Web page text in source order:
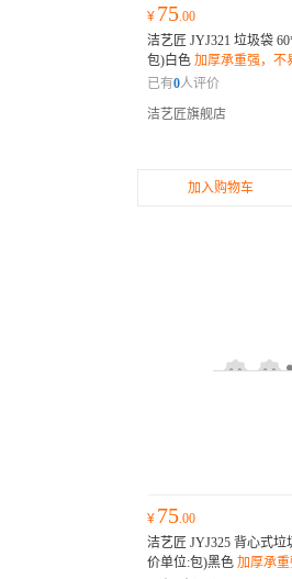
¥ 75.00
洁艺匠 JYJ321 垃圾袋
包)白色 加厚承重强，不
设计，密封防漏；环保
已有0人评价
洁艺匠旗舰店
加入购物车
¥ 75.00
洁艺匠 JYJ325 背心式垃
价单位:包)黑色 加厚承